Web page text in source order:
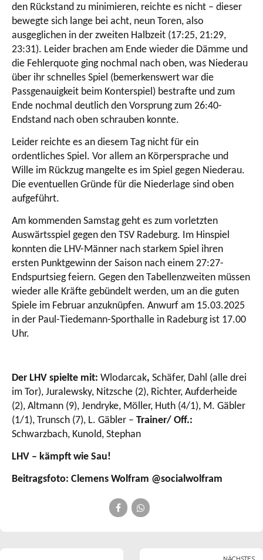
den Rückstand zu minimieren, reichte es nicht – dieser
bewegte sich lange bei acht, neun Toren, also
ausgeglichen in der zweiten Halbzeit (17:25, 21:29,
23:31). Leider brachen am Ende wieder die Dämme und
die Fehlerquote ging nochmal nach oben, was Niederau
über ihr schnelles Spiel (bemerkenswert war die
Passgenauigkeit beim Konterspiel) bestrafte und zum
Ende nochmal deutlich den Vorsprung zum 26:40-
Endstand nach oben schrauben konnte.
Leider reichte es an diesem Tag nicht für ein
ordentliches Spiel. Vor allem an Körpersprache und
Wille im Rückzug mangelte es im Spiel gegen Niederau.
Die eventuellen Gründe für die Niederlage sind oben
aufgeführt.
Am kommenden Samstag geht es zum vorletzten
Auswärtsspiel gegen den TSV Radeburg. Im Hinspiel
konnten die LHV-Männer nach starkem Spiel ihren
ersten Punktgewinn der Saison nach einem 27:27-
Endspurtsieg feiern. Gegen den Tabellenzweiten müssen
wieder alle Kräfte gebündelt werden, um an die guten
Spiele im Februar anzuknüpfen. Anwurf am 15.03.2025
in der Paul-Tiedemann-Sporthalle in Radeburg ist 17.00
Uhr.
Der LHV spielte mit: Wlodarcak, Schäfer, Dahl (alle drei
im Tor), Juralewsky, Nitzsche (2), Richter, Aufderheide
(2), Altmann (9), Jendryke, Möller, Huth (4/1), M. Gäbler
(1/1), Trunsch (7), L. Gäbler – Trainer/ Off.:
Schwarzbach, Kunold, Stephan
LHV – kämpft wie Sau!
Beitragsfoto: Clemens Wolfram @socialwolfram